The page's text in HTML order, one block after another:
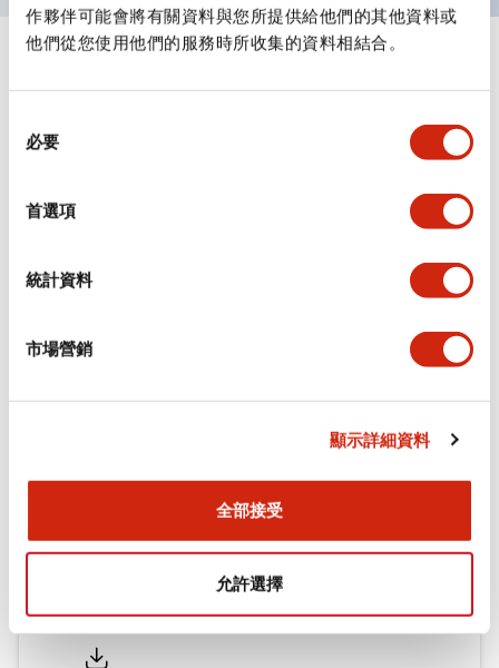
作夥伴可能會將有關資料與您所提供給他們的其他資料或
他們從您使用他們的服務時所收集的資料相結合。
必要
首選項
統計資料
市場營銷
顯示詳細資料
全部接受
允許選擇
認證與標準
φ16 A6系列用配件(平面鑲嵌框型)
2022/04/07.PDF942.26KB